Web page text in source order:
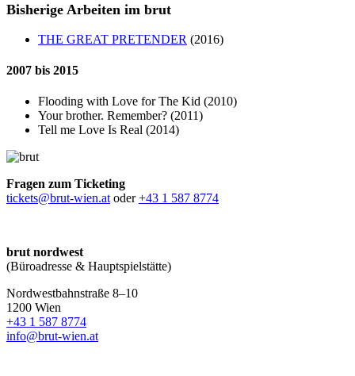
Bisherige Arbeiten im brut
THE GREAT PRETENDER (2016)
2007 bis 2015
Flooding with Love for The Kid (2010)
Your brother. Remember? (2011)
Tell me Love Is Real (2014)
Fragen zum Ticketing
tickets@brut-wien.atoder+43 1 587 8774
brut nordwest
(Büroadresse & Hauptspielstätte)
Nordwestbahnstraße 8–10
1200 Wien
+43 1 587 8774
info@brut-wien.at